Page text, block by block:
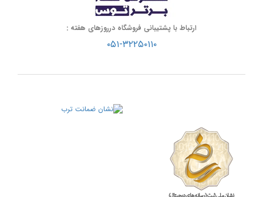
ارتباط با پشتیبانی فروشگاه درروزهای هفته :
۰۵۱-۳۲۲۵۰۱۱۰